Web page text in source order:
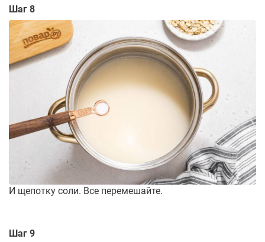
Шаг 8
И щепотку соли. Все перемешайте.
Шаг 9